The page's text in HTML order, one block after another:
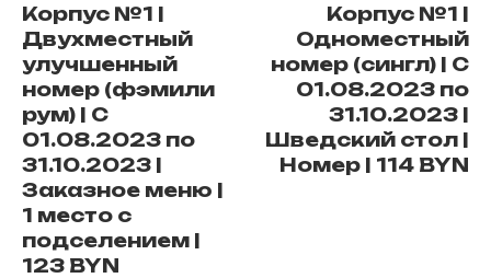
Корпус №1 |
Двухместный
улучшенный
номер (фэмили
рум) | С
01.08.2023 по
31.10.2023 |
Заказное меню |
1 место с
подселением |
123 BYN
Корпус №1 |
Одноместный
номер (сингл) | С
01.08.2023 по
31.10.2023 |
Шведский стол |
Номер | 114 BYN